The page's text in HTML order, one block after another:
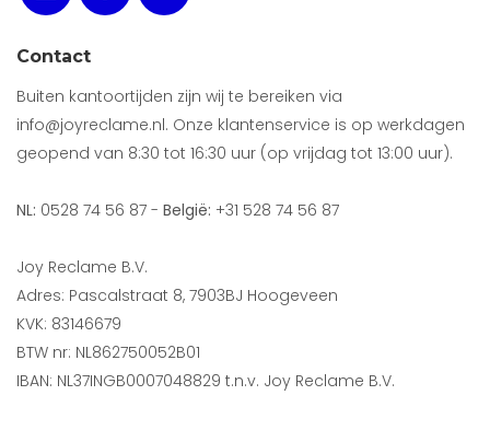
Contact
Buiten kantoortijden zijn wij te bereiken via
info@joyreclame.nl. Onze klantenservice is op werkdagen
geopend van 8:30 tot 16:30 uur (op vrijdag tot 13:00 uur).
NL: 0528 74 56 87 - België: +31 528 74 56 87
Joy Reclame B.V.
Adres: Pascalstraat 8, 7903BJ Hoogeveen
KVK: 83146679
BTW nr: NL862750052B01
IBAN: NL37INGB0007048829 t.n.v. Joy Reclame B.V.